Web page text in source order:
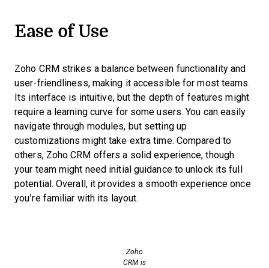
Ease of Use
Zoho CRM strikes a balance between functionality and
user-friendliness, making it accessible for most teams.
Its interface is intuitive, but the depth of features might
require a learning curve for some users. You can easily
navigate through modules, but setting up
customizations might take extra time. Compared to
others, Zoho CRM offers a solid experience, though
your team might need initial guidance to unlock its full
potential. Overall, it provides a smooth experience once
you’re familiar with its layout.
Zoho
CRM is